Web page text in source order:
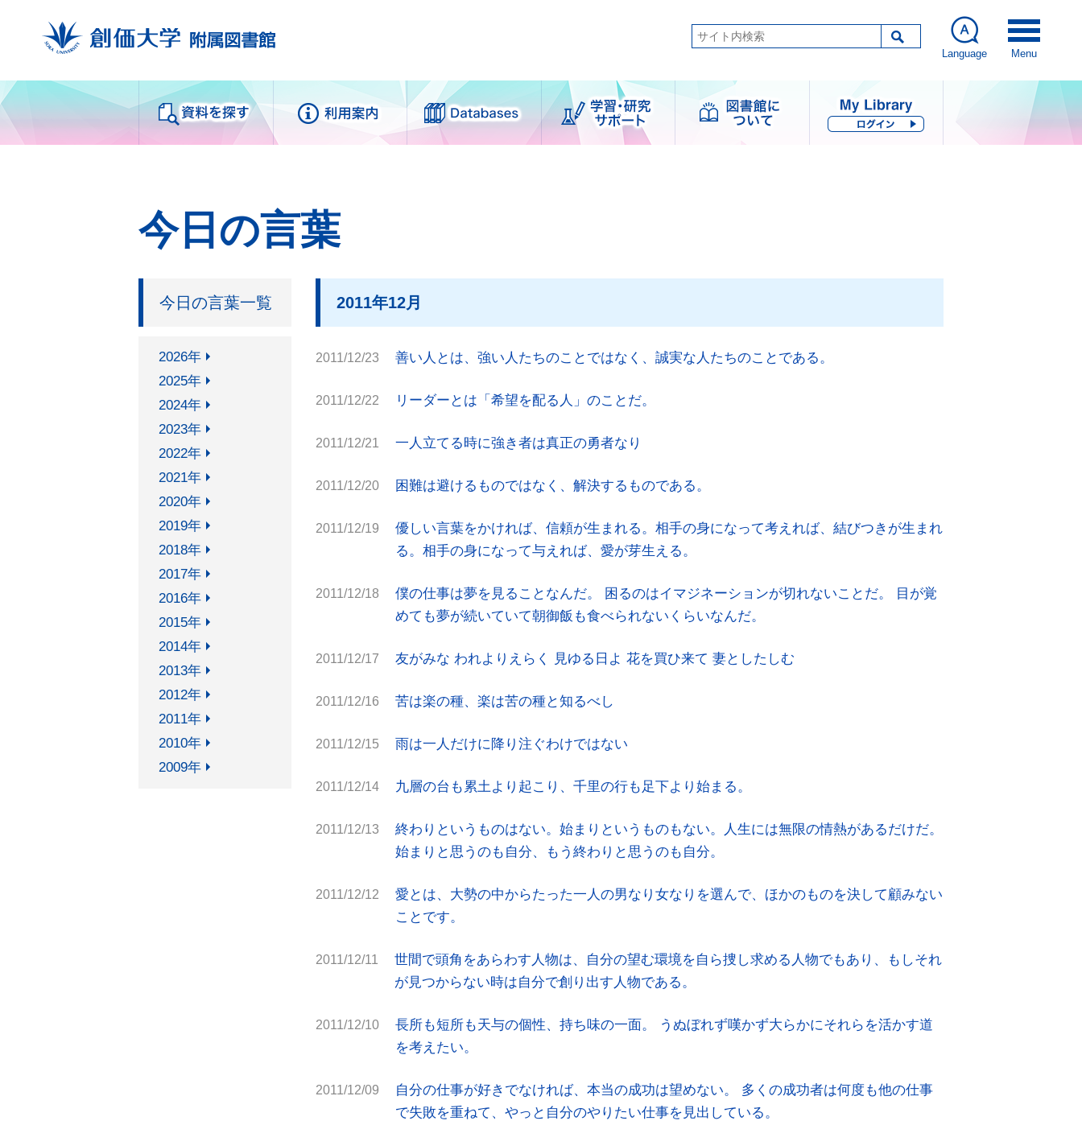
日本語
Language Menu
今日の言葉
今日の言葉一覧
2026年
2025年
2024年
2023年
2022年
2021年
2020年
2019年
2018年
2017年
2016年
2015年
2014年
2013年
2012年
2011年
2010年
2009年
2011年12月
2011/12/23 善い人とは、強い人たちのことではなく、誠実な人たちのことである。
2011/12/22 リーダーとは「希望を配る人」のことだ。
2011/12/21 一人立てる時に強き者は真正の勇者なり
2011/12/20 困難は避けるものではなく、解決するものである。
2011/12/19
優しい言葉をかければ、信頼が生まれる。相手の身になって考えれば、結びつきが生まれ
る。相手の身になって与えれば、愛が芽生える。
2011/12/18
僕の仕事は夢を見ることなんだ。 困るのはイマジネーションが切れないことだ。 目が覚
めても夢が続いていて朝御飯も食べられないくらいなんだ。
2011/12/17 友がみな われよりえらく 見ゆる日よ 花を買ひ来て 妻としたしむ
2011/12/16 苦は楽の種、楽は苦の種と知るべし
2011/12/15 雨は一人だけに降り注ぐわけではない
2011/12/14 九層の台も累土より起こり、千里の行も足下より始まる。
2011/12/13
終わりというものはない。始まりというものもない。人生には無限の情熱があるだけだ。
始まりと思うのも自分、もう終わりと思うのも自分。
2011/12/12
愛とは、大勢の中からたった一人の男なり女なりを選んで、ほかのものを決して顧みない
ことです。
2011/12/11
世間で頭角をあらわす人物は、自分の望む環境を自ら捜し求める人物でもあり、もしそれ
が見つからない時は自分で創り出す人物である。
2011/12/10
長所も短所も天与の個性、持ち味の一面。 うぬぼれず嘆かず大らかにそれらを活かす道
を考えたい。
2011/12/09
自分の仕事が好きでなければ、本当の成功は望めない。 多くの成功者は何度も他の仕事
で失敗を重ねて、やっと自分のやりたい仕事を見出している。
Databases My Library ログイン 図書館刊行物
資料を探す
蔵書検索
ビス）
電子ブック
電子ジャーナル
データベース
機関リポジトリ
古典籍（創価大学所蔵）
国立国会図書館デジタル化資
来館せずに利用できるサービス
中央図書館
白樺図書館
創価女子短期大学・香峯図書館
ツール・リンク
規程
Soka Book Wave 機関リポジトリ
各種講習会・
予約申請申込
FAQ
ご意見・ご要望